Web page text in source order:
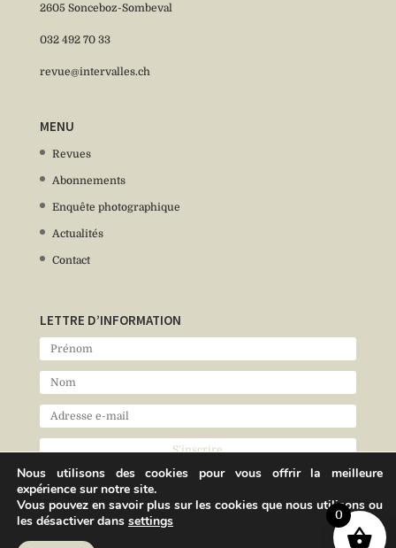
2605 Sonceboz-Sombeval
032 492 70 33
revue@intervalles.ch
MENU
Revues
Abonnements
Enquête photographique
Actualités
Contact
LETTRE D’INFORMATION
Nous utilisons des cookies pour vous offrir la meilleure
expérience sur notre site.
Vous pouvez en savoir plus sur les cookies que nous utilisons ou
les désactiver dans settings 0